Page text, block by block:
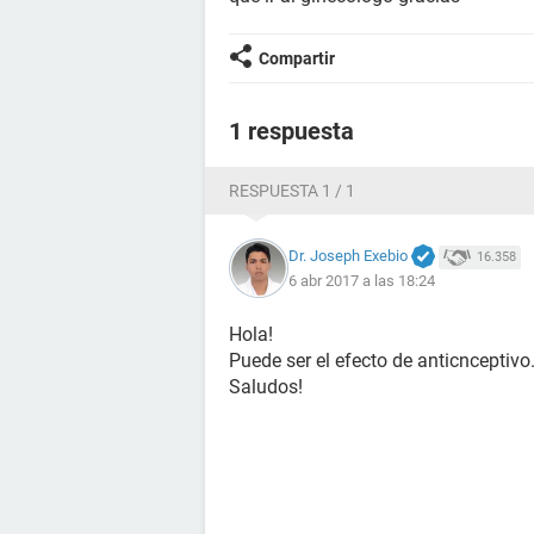
Compartir
1 respuesta
RESPUESTA 1 / 1
Dr. Joseph Exebio 16.358
6 abr 2017 a las 18:24
Hola!
Puede ser el efecto de anticnceptivo.
Saludos!